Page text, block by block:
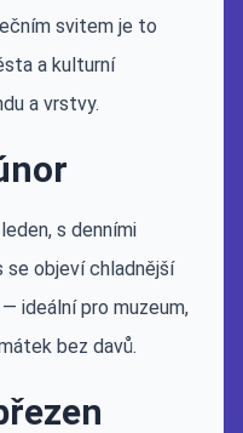
svitem je to
a kulturní
a vrstvy.
s denními
se objeví chladnější
ideální pro muzeum,
bez davů.